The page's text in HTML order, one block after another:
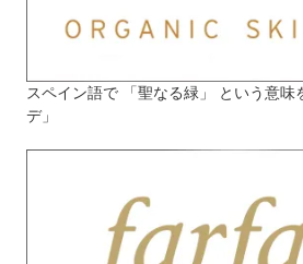
スペイン語で 「聖なる緑」 という意味
デ」